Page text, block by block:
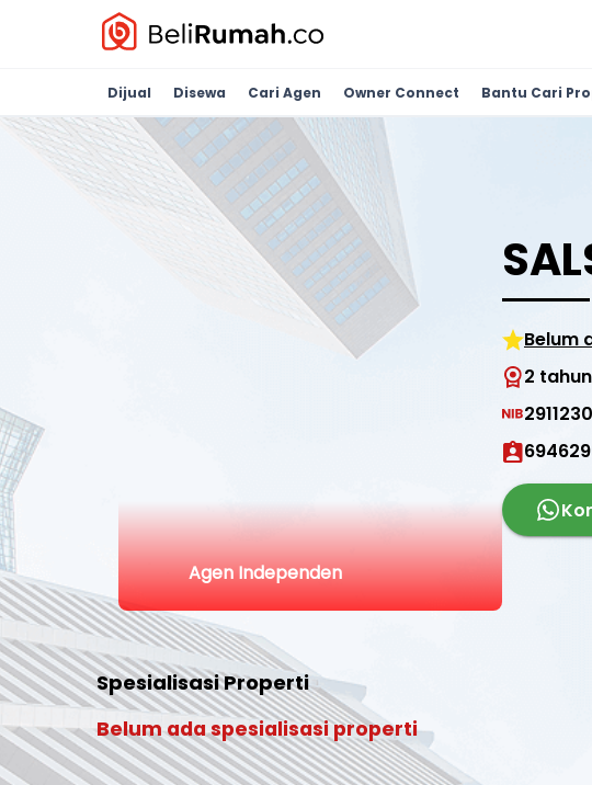
Dijual Disewa Cari Agen Owner Connect Bantu Cari
Agen Independen
Belum
2
Spesialisasi Properti
Belum ada spesialisasi properti